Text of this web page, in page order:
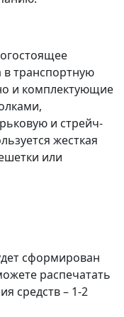
в транспортную
и комплектующие
и стрейч-
жесткая
или
сформирован
распечатать
средств – 1-2